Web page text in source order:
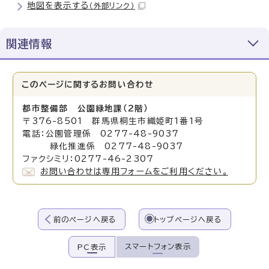
地図を表示する （外部リンク）
関連情報
このページに関する お問い合わせ
都市整備部 公園緑地課（2階）
〒376-8501 群馬県桐生市織姫町1番1号
電話：公園管理係 0277-48-9037
緑化推進係 0277-48-9037
ファクシミリ：0277-46-2307
お問い合わせは専用フォームをご利用ください。
前のページへ戻る トップページへ戻る
PC表示 スマートフォン表示